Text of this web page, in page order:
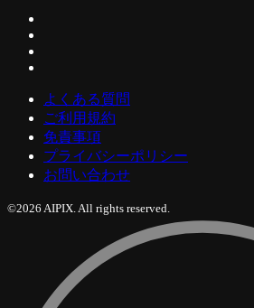
よくある質問
ご利用規約
免責事項
プライバシーポリシー
お問い合わせ
©2026 AIPIX. All rights reserved.